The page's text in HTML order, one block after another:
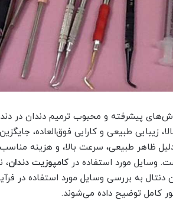
پیشرفته و محبوب ترمیم دندان در
زیبایی طبیعی و کارایی فوق‌العاده،
ظاهر طبیعی، سرعت بالا، و هزینه
وسایل مورد استفاده در کامپوزیت دندان،
دنتال به بررسی وسایل مورد استفاده در
کامل توضیح داده می‌شوند.